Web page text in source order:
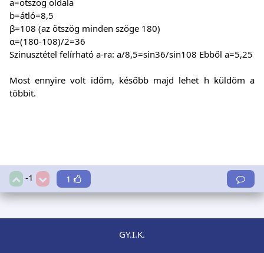
a=ötszög oldala
b=átló=8,5
β=108 (az ötszög minden szöge 180)
α=(180-108)/2=36
Szinusztétel felírható a-ra: a/8,5=sin36/sin108 Ebből a=5,25
Most ennyire volt időm, később majd lehet h küldöm a
többit.
-1 1
GY.I.K.